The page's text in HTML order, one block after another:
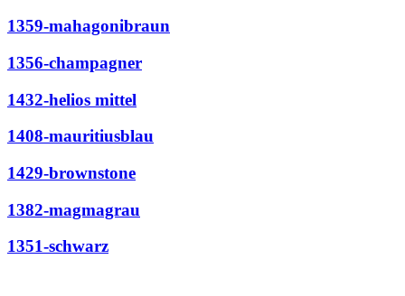
1359-mahagonibraun
1356-champagner
1432-helios mittel
1408-mauritiusblau
1429-brownstone
1382-magmagrau
1351-schwarz